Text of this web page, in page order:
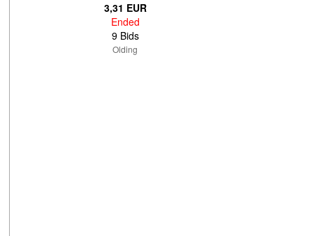
3,31 EUR
Ended
9 Bids
Olding